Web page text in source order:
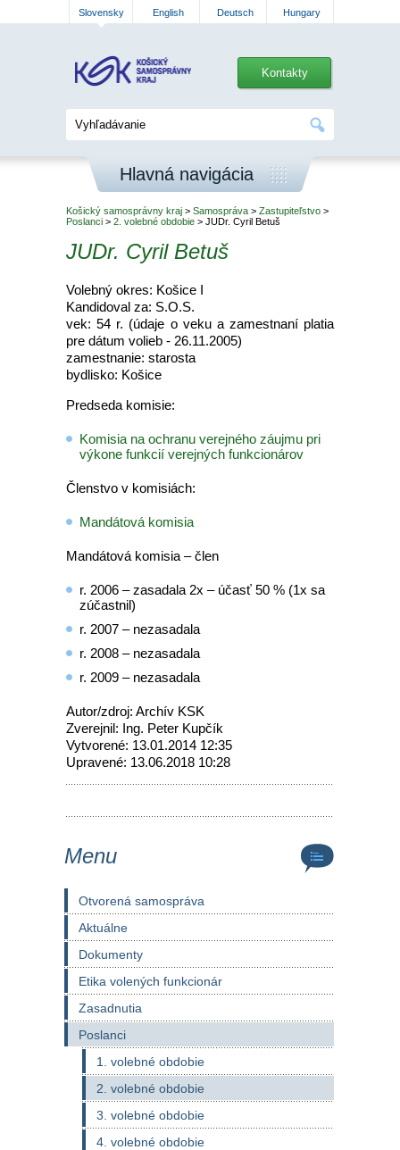
Slovensky English Deutsch Hungary
Kontakty
Hlavná navigácia
Košický samosprávny kraj > Samospráva > Zastupiteľstvo >
Poslanci > 2. volebné obdobie > JUDr. Cyril Betuš
JUDr. Cyril Betuš
Volebný okres: Košice I
Kandidoval za: S.O.S.
vek: 54 r. (údaje o veku a zamestnaní platia
pre dátum volieb - 26.11.2005)
zamestnanie: starosta
bydlisko: Košice
Predseda komisie:
Komisia na ochranu verejného záujmu pri
výkone funkcií verejných funkcionárov
Členstvo v komisiách:
Mandátová komisia
Mandátová komisia – člen
r. 2006 – zasadala 2x – účasť 50 % (1x sa
zúčastnil)
r. 2007 – nezasadala
r. 2008 – nezasadala
r. 2009 – nezasadala
Autor/zdroj: Archív KSK
Zverejnil: Ing. Peter Kupčík
Vytvorené: 13.01.2014 12:35
Upravené: 13.06.2018 10:28
Menu
Otvorená samospráva
Aktuálne
Dokumenty
Etika volených funkcionár
Zasadnutia
Poslanci
1. volebné obdobie
2. volebné obdobie
3. volebné obdobie
4. volebné obdobie